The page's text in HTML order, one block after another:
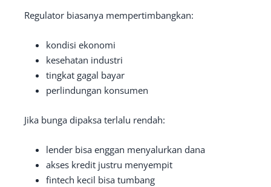
Regulator biasanya mempertimbangkan:
kondisi ekonomi
kesehatan industri
tingkat gagal bayar
perlindungan konsumen
Jika bunga dipaksa terlalu rendah:
lender bisa enggan menyalurkan dana
akses kredit justru menyempit
fintech kecil bisa tumbang